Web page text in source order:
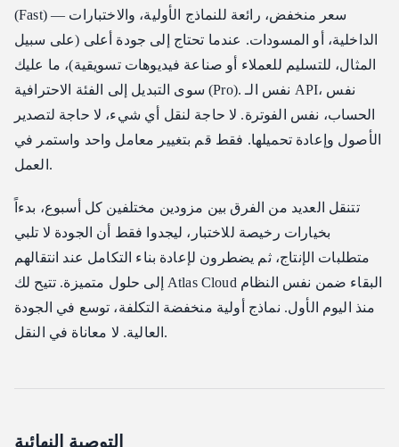
(Fast) — سعر منخفض، رائعة للنماذج الأولية، والاختبارات
الداخلية، أو المسودات. عندما تحتاج إلى جودة أعلى (على سبيل
المثال، للتسليم للعملاء أو صناعة فيديوهات تسويقية)، ما عليك
سوى التبديل إلى الفئة الاحترافية (Pro). نفس الـ API، نفس
الحساب، نفس الفوترة. لا حاجة لنقل أي شيء، لا حاجة لتصدير
الأصول وإعادة تحميلها. فقط قم بتغيير معامل واحد واستمر في
العمل.
تتنقل العديد من الفرق بين مزودين مختلفين كل أسبوع، بدءاً
بخيارات رخيصة للاختبار، ليجدوا فقط أن الجودة لا تلبي
متطلبات الإنتاج، ثم يضطرون لإعادة بناء التكامل عند انتقالهم
إلى حلول متميزة. تتيح لك Atlas Cloud البقاء ضمن نفس النظام
منذ اليوم الأول. نماذج أولية منخفضة التكلفة، توسع في الجودة
العالية. لا معاناة في النقل.
التوصية النهائية